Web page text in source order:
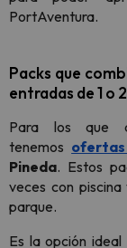
PortAventura.
Packs que
entradas de 1 o
Para los que
tenemos
Pineda. Estos
veces con
parque.
Es la opción